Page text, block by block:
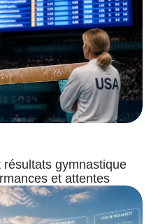
gymnastique
et attentes